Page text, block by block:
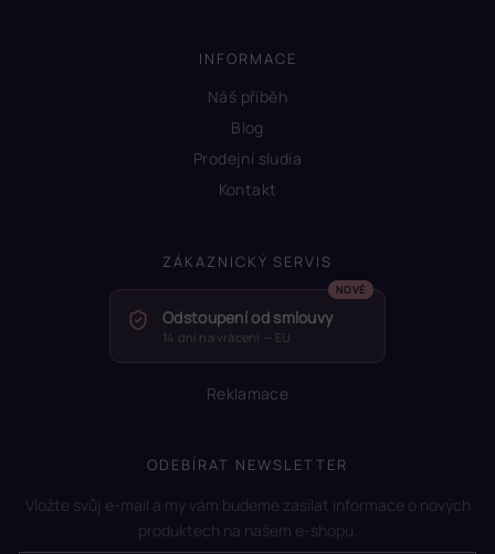
INFORMACE
Náš příběh
Blog
Prodejní sludia
Kontakt
ZÁKAZNICKÝ SERVIS
Odstoupení od smlouvy
14 dní na vrácení — EU
Reklamace
ODEBÍRAT NEWSLETTER
Vložte svůj e-mail a my vám budeme zasílat informace o nových
produktech na našem e-shopu.